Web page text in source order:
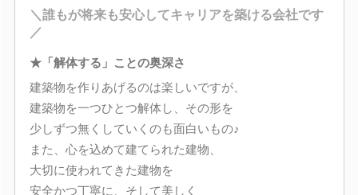
＼誰もが将来も安心してキャリアを築ける会社です
／
★「解体する」ことの奥深さ
建築物を作りあげるのは楽しいですが、
建築物を一つひとつ解体し、その形を
少しずつ無くしていくのも面白いもの♪
また、心を込めて建てられた建物、
大切に使われてきた建物を
安全かつ丁寧に、そして美しく